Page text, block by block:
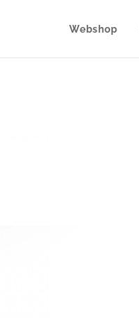
Webshop